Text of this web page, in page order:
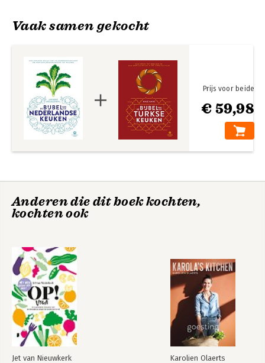
NEDERLAND 76
ZUID 296
WEST 374
DANKWOORD 480
REGISTER: ALFABETISCH 486
REGISTER: OP TYPE GERECHT 490
Vaak samen gekocht
€ 59,98
Prijs voor beide
Anderen die dit boek kochten,
kochten ook
Jet van Nieuwkerk Karolien Olaerts